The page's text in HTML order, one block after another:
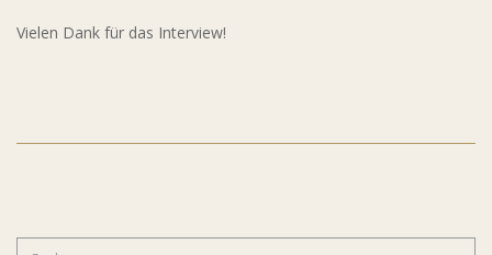
Vielen Dank für das Interview!